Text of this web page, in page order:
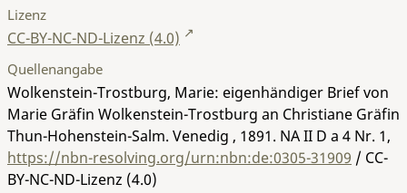
Lizenz
CC-BY-NC-ND-Lizenz (4.0)
Quellenangabe
Wolkenstein-Trostburg, Marie: eigenhändiger Brief von
Marie Gräfin Wolkenstein-Trostburg an Christiane Gräfin
Thun-Hohenstein-Salm. Venedig , 1891. NA II D a 4 Nr. 1,
https://nbn-resolving.org/urn:nbn:de:0305-31909 / CC-
BY-NC-ND-Lizenz (4.0)